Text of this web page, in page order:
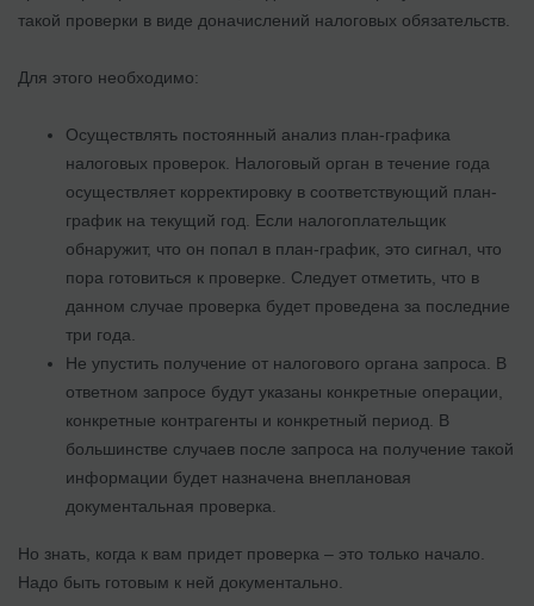
такой проверки в виде доначислений налоговых обязательств.
Для этого необходимо:
Осуществлять постоянный анализ план-графика
налоговых проверок. Налоговый орган в течение года
осуществляет корректировку в соответствующий план-
график на текущий год. Если налогоплательщик
обнаружит, что он попал в план-график, это сигнал, что
пора готовиться к проверке. Следует отметить, что в
данном случае проверка будет проведена за последние
три года.
Не упустить получение от налогового органа запроса. В
ответном запросе будут указаны конкретные операции,
конкретные контрагенты и конкретный период. В
большинстве случаев после запроса на получение такой
информации будет назначена внеплановая
документальная проверка.
Но знать, когда к вам придет проверка – это только начало.
Надо быть готовым к ней документально.